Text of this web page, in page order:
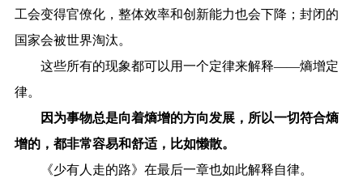
工会变得官僚化，整体效率和创新能力也会下降；封闭的
国家会被世界淘汰。
这些所有的现象都可以用一个定律来解释——熵增定
律。
因为事物总是向着熵增的方向发展，所以一切符合熵
增的，都非常容易和舒适，比如懒散。
《少有人走的路》在最后一章也如此解释自律。